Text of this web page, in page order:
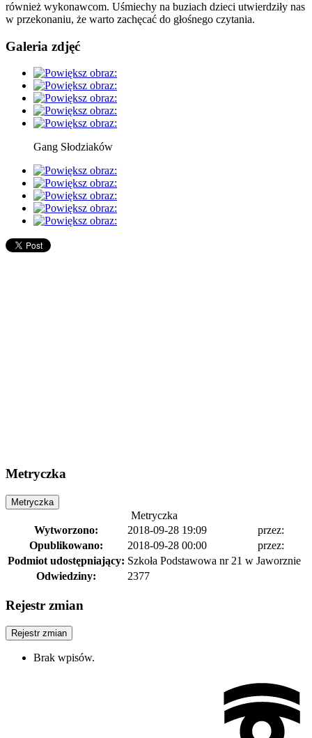
również wykonawcom. Uśmiechy na buziach dzieci utwierdziły nas
w przekonaniu, że warto zachęcać do głośnego czytania.
Galeria zdjęć
Gang Słodziaków
Metryczka
Metryczka
Metryczka
Wytworzono:
2018-09-28 19:09
przez:
Opublikowano:
2018-09-28 00:00
przez:
Podmiot udostępniający: Szkoła Podstawowa nr 21 w Jaworznie
Odwiedziny:
2377
Rejestr zmian
Rejestr zmian
Brak wpisów.